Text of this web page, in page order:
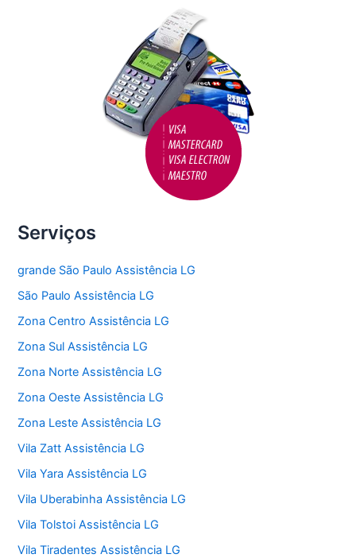
Serviços
grande São Paulo Assistência LG
São Paulo Assistência LG
Zona Centro Assistência LG
Zona Sul Assistência LG
Zona Norte Assistência LG
Zona Oeste Assistência LG
Zona Leste Assistência LG
Vila Zatt Assistência LG
Vila Yara Assistência LG
Vila Uberabinha Assistência LG
Vila Tolstoi Assistência LG
Vila Tiradentes Assistência LG